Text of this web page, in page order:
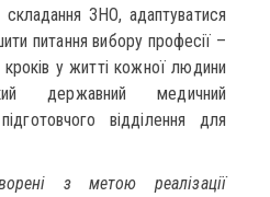
складання ЗНО, адаптуватися
питання вибору професії –
у житті кожної людини
державний медичний
відділення для
з метою реалізації